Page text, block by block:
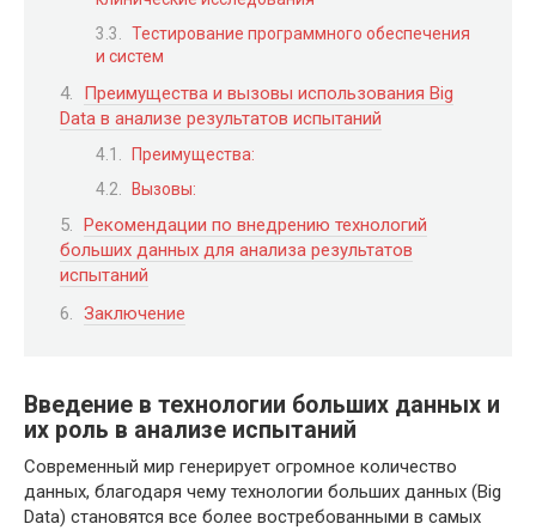
Тестирование программного обеспечения
и систем
Преимущества и вызовы использования Big
Data в анализе результатов испытаний
Преимущества:
Вызовы:
Рекомендации по внедрению технологий
больших данных для анализа результатов
испытаний
Заключение
Введение в технологии больших данных и
их роль в анализе испытаний
Современный мир генерирует огромное количество
данных, благодаря чему технологии больших данных (Big
Data) становятся все более востребованными в самых